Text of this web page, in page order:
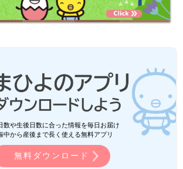
うにと、たくさんそろえたんだとか。生地感
てもお気に入りとのこと。これだけあれば、
なそうですね♪
西松屋「SNSで大バズり」「通気性がよ
く着心地も◎」元子ども服販売員ライタ
ー厳選★お出かけアイテム5選
今回ご紹介するのは、西松屋でゲットできる
「お出かけアイテム」。ワンピースやブラウス
数や生後日数に合った情報を毎日お届け
中から産後まで長く使える無料アプリ
無料ダウンロード